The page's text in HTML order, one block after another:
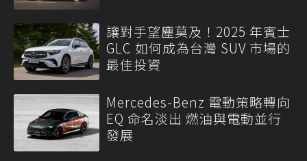
讓對手望塵莫及！2025 年賓士
GLC 如何成為台灣 SUV 市場的
最佳投資
Mercedes-Benz 電動策略轉向
EQ 命名淡出 燃油與電動並行
發展